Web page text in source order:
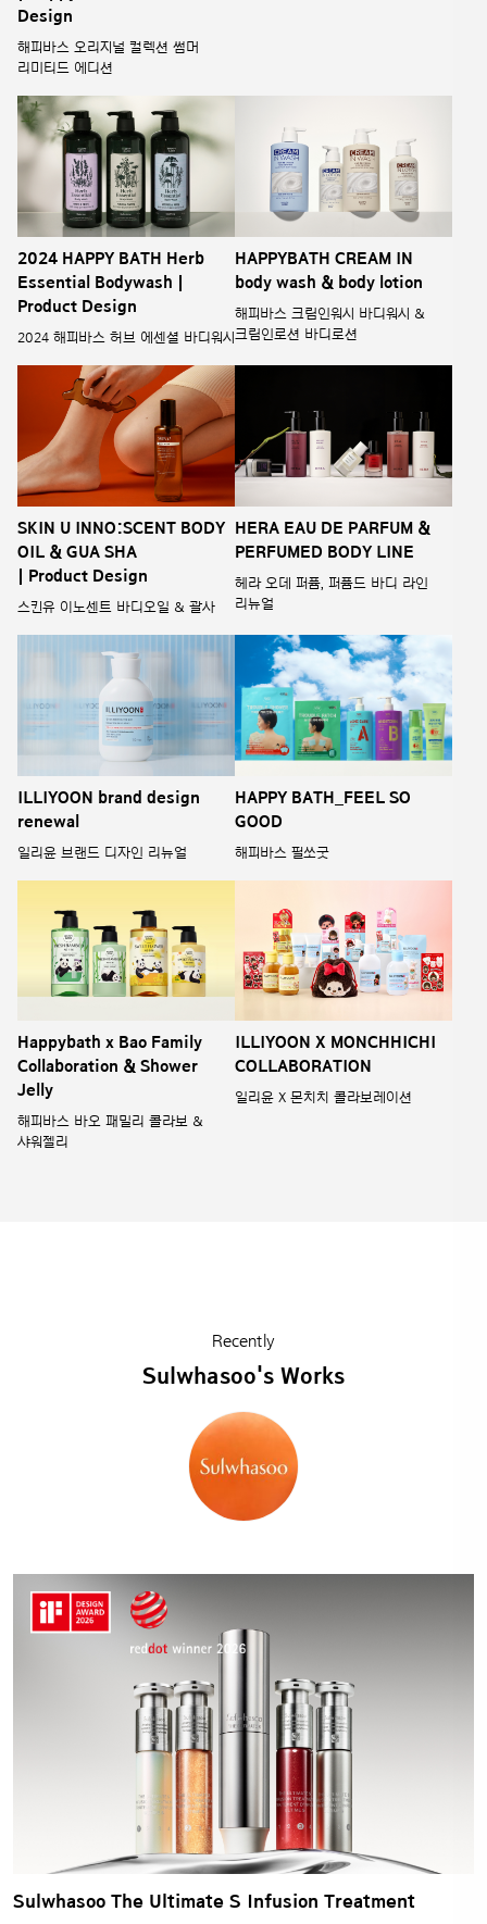
Design
해피바스 오리지널 컬렉션 썸머
리미티드 에디션
2024 HAPPY BATH Herb
Essential Bodywash |
Product Design
2024 해피바스 허브 에센셜 바디워시
HAPPYBATH CREAM IN
body wash & body lotion
해피바스 크림인워시 바디워시 &
크림인로션 바디로션
SKIN U INNO:SCENT BODY
OIL & GUA SHA
| Product Design
스킨유 이노센트 바디오일 & 괄사
HERA EAU DE PARFUM &
PERFUMED BODY LINE
헤라 오데 퍼퓸, 퍼퓸드 바디 라인
리뉴얼
ILLIYOON brand design
renewal
일리윤 브랜드 디자인 리뉴얼
HAPPY BATH_FEEL SO
GOOD
해피바스 필쏘굿
Happybath x Bao Family
Collaboration & Shower
Jelly
해피바스 바오 패밀리 콜라보 &
샤워젤리
ILLIYOON X MONCHHICHI
COLLABORATION
일리윤 X 몬치치 콜라보레이션
Recently
Sulwhasoo's Works
Sulwhasoo The Ultimate S Infusion Treatment